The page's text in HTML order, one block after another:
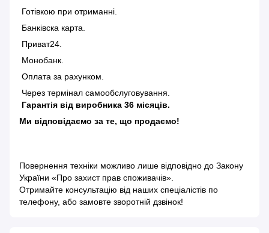
Готівкою при отриманні.
Банківска карта.
Приват24.
Монобанк.
Оплата за рахунком.
Через термінал самообслуговування.
Гарантія від виробника 36 місяців.
Ми відповідаємо за те, що продаємо!
Повернення техніки можливо лише відповідно до Закону
України «Про захист прав споживачів»
Отримайте консультацію від наших спеціалістів по
телефону, або замовте зворотній дзвінок!